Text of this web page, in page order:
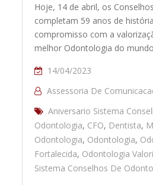
Hoje, 14 de abril, os
completam 59 anos de
compromisso com a
melhor Odontologia do
14/04/2023
Assessoria De
Aniversario Sistema
Odontologia, CFO, Dentista,
Odontologia, Odontologia,
Fortalecida, Odontologia
Sistema Conselhos De